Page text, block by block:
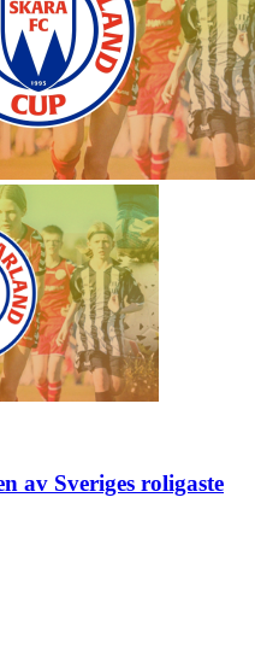
av Sveriges roligaste